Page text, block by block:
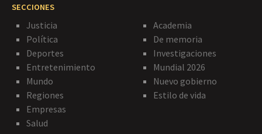
SECCIONES
Justicia
Política
Deportes
Entretenimiento
Mundo
Regiones
Empresas
Salud
Academia
De memoria
Investigaciones
Mundial 2026
Nuevo gobierno
Estilo de vida